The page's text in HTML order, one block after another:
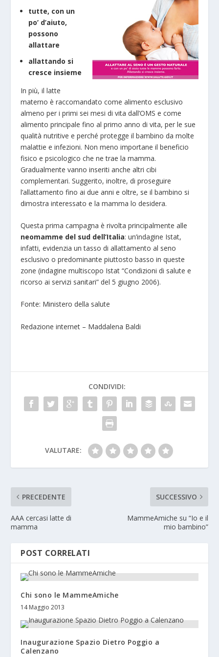
tutte, con un
po’ d’aiuto,
possono
allattare
allattando si
cresce insieme
In più, il latte
materno è raccomandato come alimento esclusivo
almeno per i primi sei mesi di vita dall’OMS e come
alimento principale fino al primo anno di vita, per le sue
qualità nutritive e perché protegge il bambino da molte
malattie e infezioni. Non meno importane il beneficio
fisico e psicologico che ne trae la mamma.
Gradualmente vanno inseriti anche altri cibi
complementari. Suggerito, inoltre, di proseguire
l’allattamento fino ai due anni e oltre, se il bambino si
dimostra interessato e la mamma lo desidera.
Questa prima campagna è rivolta principalmente alle
neomamme del sud dell’Italia: un’indagine Istat,
infatti, evidenzia un tasso di allattamento al seno
esclusivo o predominante piuttosto basso in queste
zone (indagine multiscopo Istat “Condizioni di salute e
ricorso ai servizi sanitari” del 5 giugno 2006).
Fonte: Ministero della salute
Redazione internet – Maddalena Baldi
CONDIVIDI:
VALUTARE:
PRECEDENTE
AAA cercasi latte di
mamma
SUCCESSIVO
MammeAmiche su “Io e il
mio bambino”
POST CORRELATI
Chi sono le MammeAmiche
14 Maggio 2013
Inaugurazione Spazio Dietro Poggio a
Calenzano